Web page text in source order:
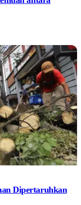
Sebuah
Kawah
Online